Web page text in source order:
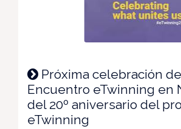
Próxima celebración
Encuentro eTwinning en
del 20º aniversario del
eTwinning